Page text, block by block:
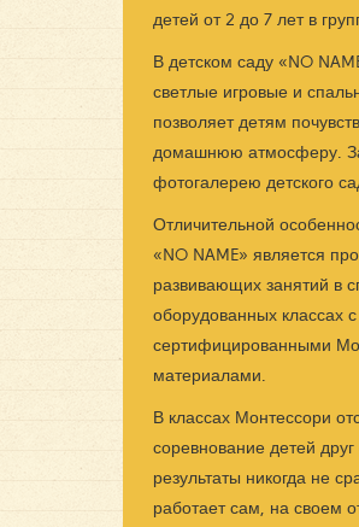
детей от 2 до 7 лет в
В детском саду «NO
светлые игровые и
позволяет детям
домашнюю атмосферу.
фотогалерею детского
Отличительной
«NO NAME» является
развивающих занятий в
оборудованных классах с
сертифицированными
материалами.
В классах Монтессори
соревнование детей
результаты никогда не
работает сам, на своем